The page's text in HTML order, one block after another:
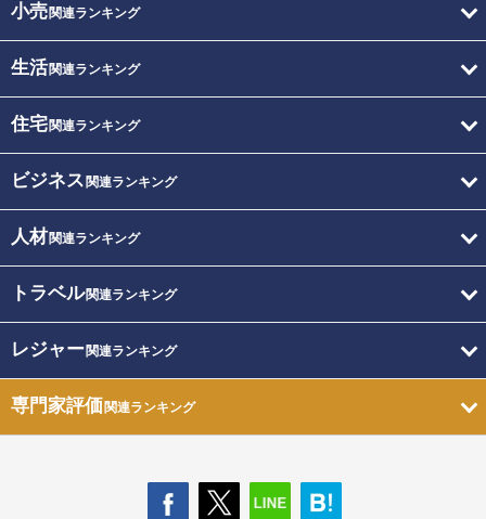
小売関連ランキング
生活関連ランキング
住宅関連ランキング
ビジネス 関連ランキング
人材関連ランキング
トラベル関連ランキング
レジャー関連ランキング
専門家評価関連ランキング